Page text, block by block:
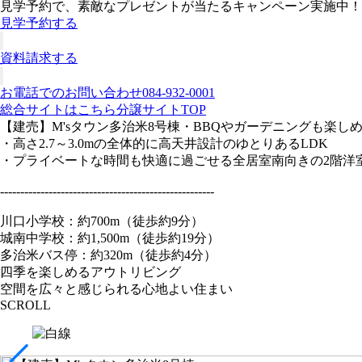
見学予約で、素敵なプレゼントが当たるキャンペーン実施中！
見学予約する
資料請求する
お電話でのお問い合わせ084-932-0001
総合サイトはこちら分譲サイトTOP
【建売】M'sタウン多治米8号棟 ・BBQやガーデニングも楽し
・高さ2.7～3.0mの全体的に高天井設計のゆとりあるLDK
・プライベートな時間も快適に過ごせる全居室南向きの2階洋
-----------------------------------------------------
川口小学校：約700m（徒歩約9分）
城南中学校：約1,500m（徒歩約19分）
多治米バス停：約320m（徒歩約4分）
四季を楽しめるアウトリビング
空間を広々と感じられる心地よい住まい
SCROLL